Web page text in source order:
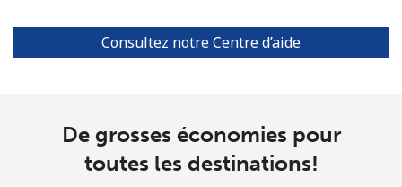
Consultez notre Centre d’aide
De grosses économies pour
toutes les destinations!